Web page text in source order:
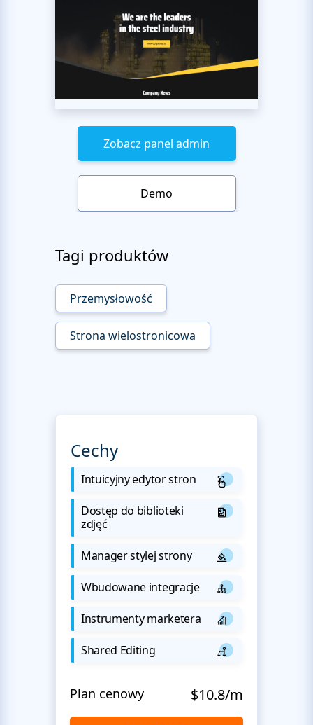
Zobacz panel admin
Demo
Tagi produktów
Przemysłowość
Strona wielostronicowa
Cechy
Intuicyjny edytor stron
Dostęp do biblioteki
zdjęć
Manager stylej strony
Wbudowane integracje
Instrumenty marketera
Shared Editing
Plan cenowy $10.8/m